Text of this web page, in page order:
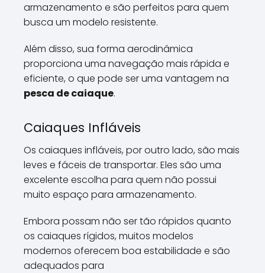
armazenamento e são perfeitos para quem
busca um modelo resistente.
Além disso, sua forma aerodinâmica
proporciona uma navegação mais rápida e
eficiente, o que pode ser uma vantagem na
pesca de caiaque.
Caiaques Infláveis
Os caiaques infláveis, por outro lado, são mais
leves e fáceis de transportar. Eles são uma
excelente escolha para quem não possui
muito espaço para armazenamento.
Embora possam não ser tão rápidos quanto
os caiaques rígidos, muitos modelos
modernos oferecem boa estabilidade e são
adequados para